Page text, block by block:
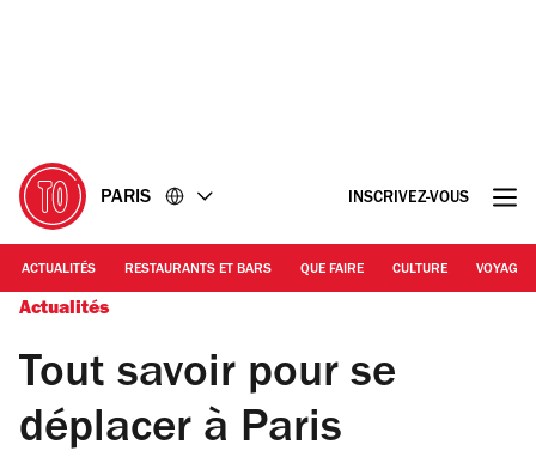
PARIS INSCRIVEZ-VOUS
ACTUALITÉS RESTAURANTS ET BARS QUE FAIRE CULTURE VOYAGE
Actualités
Tout savoir pour se
déplacer à Paris